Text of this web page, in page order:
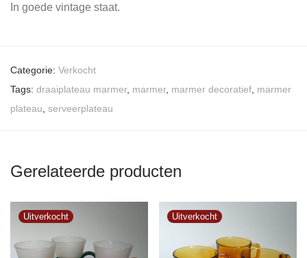
In goede vintage staat.
Categorie: Verkocht
Tags: draaiplateau marmer, marmer, marmer decoratief marmer
plateau serveerplateau
Gerelateerde producten